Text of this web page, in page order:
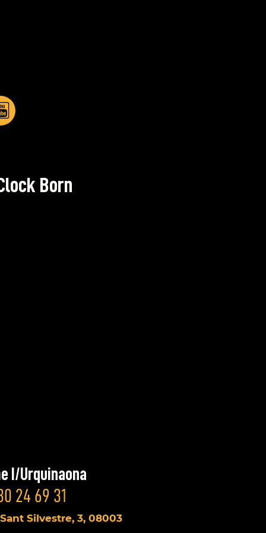
Born
I/Urquinaona
24 69 31
Silvestre, 3, 08003